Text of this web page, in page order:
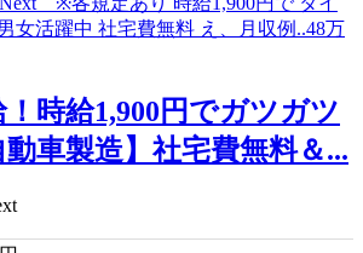
時給1,900円でガツガツ
車製造】社宅費無料＆...